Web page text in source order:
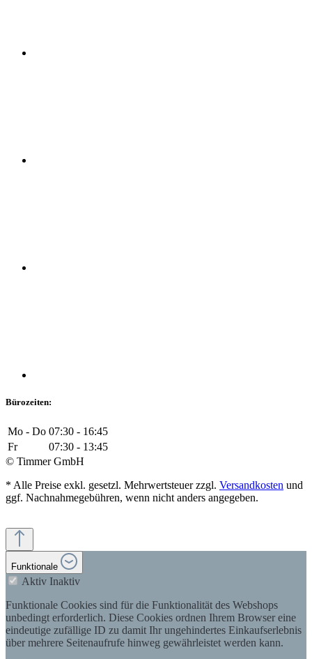
Bürozeiten:
Mo - Do 07:30 - 16:45
Fr
07:30 - 13:45
© Timmer GmbH
* Alle Preise exkl. gesetzl. Mehrwertsteuer zzgl. Versandkosten und
ggf. Nachnahmegebühren, wenn nicht anders angegeben.
Funktionale
Aktiv Inaktiv
Funktionale Cookies sind für die Funktionalität des Webshops
unbedingt erforderlich. Diese Cookies ordnen Ihrem Browser eine
eindeutige zufällige ID zu damit Ihr ungehindertes Einkaufserlebnis
über mehrere Seitenaufrufe hinweg gewährleistet werden kann.